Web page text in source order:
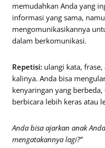
memudahkan Anda yang
informasi yang sama,
mengomunikasikannya
dalam berkomunikasi.
Repetisi: ulangi kata,
kalinya. Anda bisa
kenyaringan yang
berbicara lebih keras atau
Anda bisa ajarkan anak
mengatakannya lagi?”